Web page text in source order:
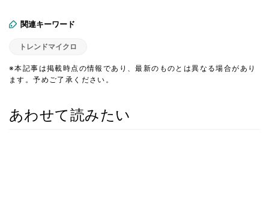
関連キーワード
トレンドマイクロ
※本記事は掲載時点の情報であり、最新のものとは異なる場合があり
ます。予めご了承ください。
あわせて読みたい